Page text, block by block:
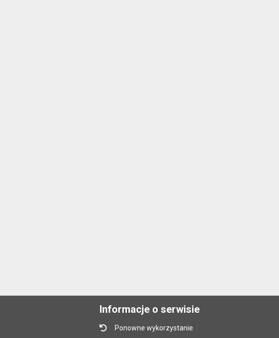
Informacje o serwisie
Ponowne wykorzystanie